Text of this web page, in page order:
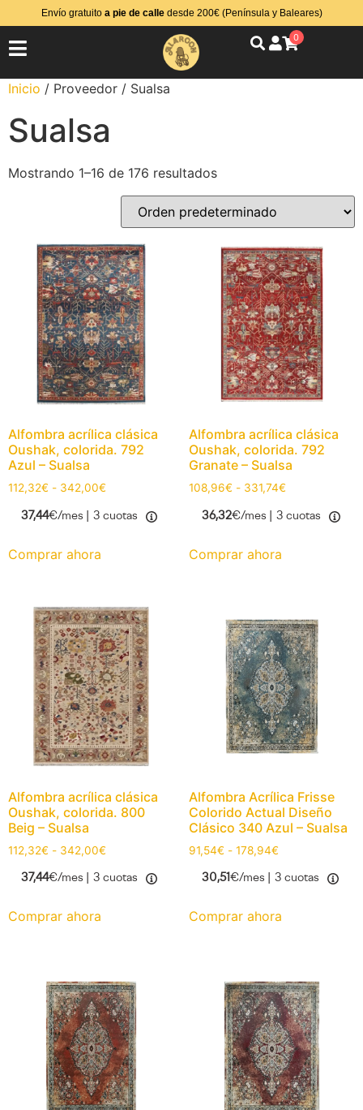
Envío gratuito a pie de calledesde 200€ (Península y Baleares)
0
Inicio / Proveedor / Sualsa
Sualsa
Mostrando 1–16 de 176 resultados
Alfombra acrílica clásica
Oushak, colorida. 792
Azul – Sualsa
112,32€ - 342,00€
37,44€/mes | 3 cuotas
Comprar ahora
Alfombra acrílica clásica
Oushak, colorida. 792
Granate – Sualsa
108,96€ - 331,74€
36,32€/mes | 3 cuotas
Comprar ahora
Alfombra acrílica clásica
Oushak, colorida. 800
Beig – Sualsa
112,32€ - 342,00€
37,44€/mes | 3 cuotas
Comprar ahora
Alfombra Acrílica Frisse
Colorido Actual Diseño
Clásico 340 Azul – Sualsa
91,54€ - 178,94€
30,51€/mes | 3 cuotas
Comprar ahora